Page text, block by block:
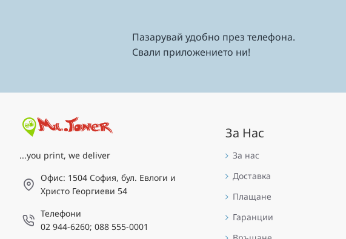
Пазарувай удобно през телефона.
Свали приложението ни!
...you print, we deliver
Офис: 1504 София, бул. Евлоги и
Христо Георгиеви 54
Телефони
02 944-6260; 088 555-0001
За Нас
За нас
Доставка
Плащане
Гаранции